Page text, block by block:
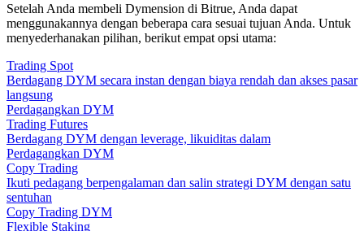
Setelah Anda membeli Dymension di Bitrue, Anda dapat
menggunakannya dengan beberapa cara sesuai tujuan Anda. Untuk
menyederhanakan pilihan, berikut empat opsi utama:
Trading Spot
Berdagang DYM secara instan dengan biaya rendah dan akses pasar
langsung
Perdagangkan DYM
Trading Futures
Berdagang DYM dengan leverage, likuiditas dalam
Perdagangkan DYM
Copy Trading
Ikuti pedagang berpengalaman dan salin strategi DYM dengan satu
sentuhan
Copy Trading DYM
Flexible Staking